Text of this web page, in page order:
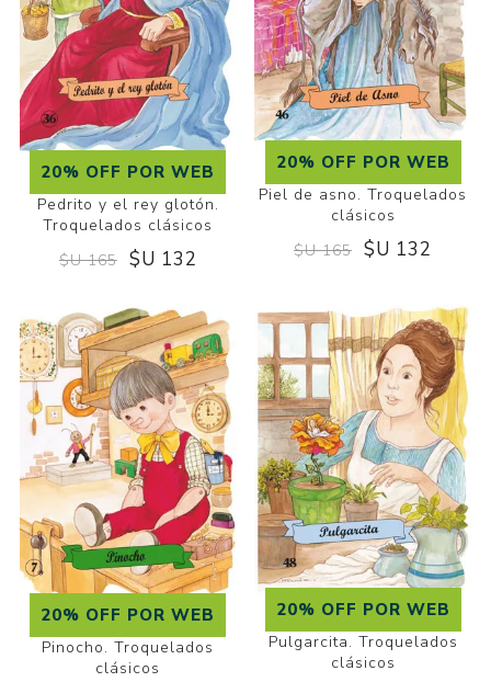
20% OFF POR WEB
Pedrito y el rey glotón.
Troquelados clásicos
$U 165 $U 132
20% OFF POR WEB
Piel de asno. Troquelados
clásicos
$U 165 $U 132
20% OFF POR WEB
Pinocho. Troquelados
clásicos
20% OFF POR WEB
Pulgarcita. Troquelados
clásicos